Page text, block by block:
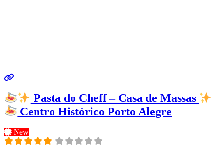
Pasta do Cheff – Casa de Massas
Centro Histórico Porto Alegre
New